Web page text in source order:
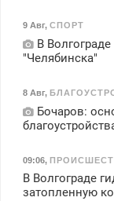
9 Авг, СПОРТ
В Волгограде
"Челябинска"
8 Авг,
Бочаров:
09:06,
В Волгограде
затопленную